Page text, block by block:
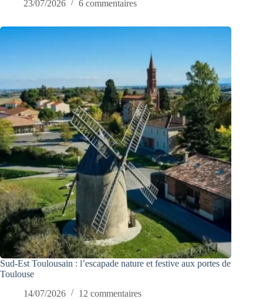
23/07/2026 6 commentaires
Sud-Est Toulousain : l’escapade nature et festive aux portes de
Toulouse
14/07/2026
12 commentaires